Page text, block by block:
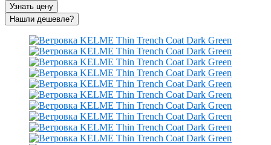
Узнать цену